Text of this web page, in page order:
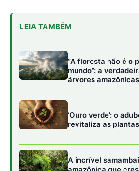
da água
Como evitar:
Regue apenas quando o solo
seco.
No verão, a rega pode ser feita a
inverno, pode ser reduzida para
Se as folhas estiverem murchas e
se o solo não está encharcado. Caso